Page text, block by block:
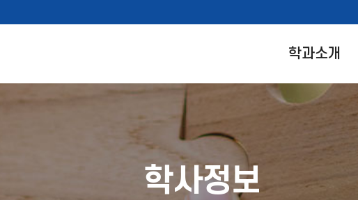
학과소개
학사정보